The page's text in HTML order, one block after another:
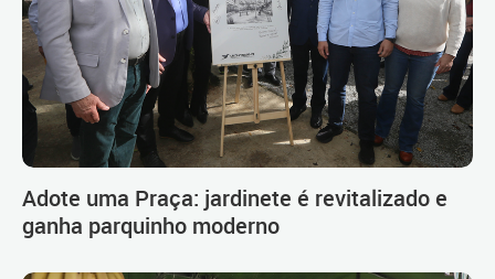
Adote uma Praça: jardinete é revitalizado e
ganha parquinho moderno